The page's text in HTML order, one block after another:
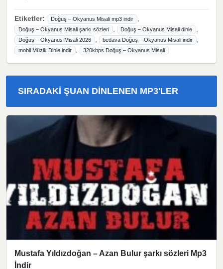
Etiketler: Doğuş – Okyanus Misali mp3 indir ,
Doğuş – Okyanus Misali şarkı sözleri , Doğuş – Okyanus Misali dinle ,
Doğuş – Okyanus Misali 2026 , bedava Doğuş – Okyanus Misali indir ,
mobil Müzik Dinle indir , 320kbps Doğuş – Okyanus Misali
SIRADAKI ŞUAN DINLENEN MP3'LER
Mustafa Yıldızdoğan – Azan Bulur şarkı sözleri Mp3
İndir